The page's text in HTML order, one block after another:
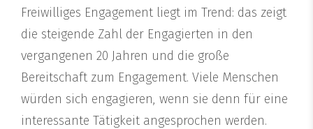
Freiwilliges Engagement liegt im Trend: das zeigt
die steigende Zahl der Engagierten in den
vergangenen 20 Jahren und die große
Bereitschaft zum Engagement. Viele Menschen
würden sich engagieren, wenn sie denn für eine
interessante Tätigkeit angesprochen werden.